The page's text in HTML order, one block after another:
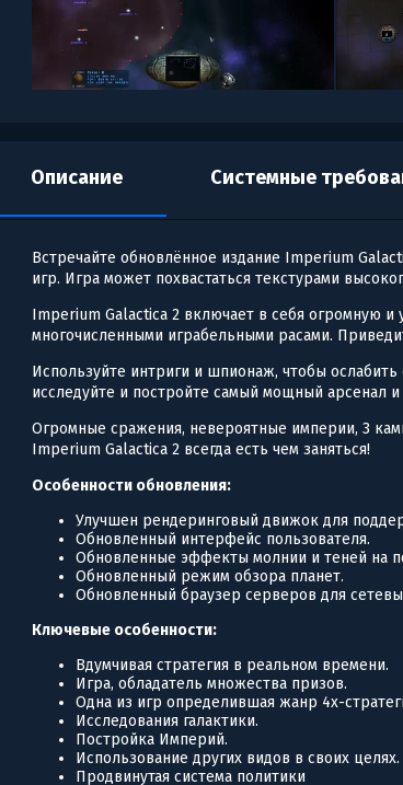
Описание Системные
Встречайте обновлённое издание Imperium
игр. Игра может похвастаться текстурами
Imperium Galactica 2 включает в себя огромную
многочисленными играбельными расами.
Используйте интриги и шпионаж, чтобы
исследуйте и постройте самый мощный арсенал
Огромные сражения, невероятные империи, 3
Imperium Galactica 2 всегда есть чем заняться!
Особенности обновления:
Улучшен рендеринговый движок для
Обновленный интерфейс пользователя.
Обновленные эффекты молнии и теней на
Обновленный режим обзора планет.
Обновленный браузер серверов для
Ключевые особенности:
Вдумчивая стратегия в реальном времени.
Игра, обладатель множества призов.
Одна из игр определившая жанр 4х-
Исследования галактики.
Постройка Империй.
Использование других видов в своих целях.
Продвинутая система политики